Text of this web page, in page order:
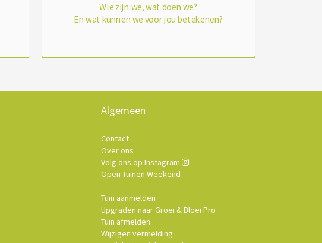
Wie zijn we, wat doen we?
En wat kunnen we voor jou betekenen?
Algemeen
Contact
Over ons
Volg ons op Instagram
Open Tuinen Weekend
Tuin aanmelden
Upgraden naar Groei & Bloei Pro
Tuin afmelden
Wijzigen vermelding